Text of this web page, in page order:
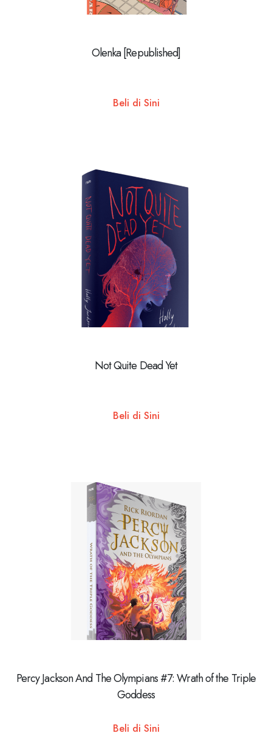
Olenka [Republished]
Beli di Sini
Not Quite Dead Yet
Beli di Sini
Percy Jackson And The Olympians #7: Wrath of the Triple
Goddess
Beli di Sini